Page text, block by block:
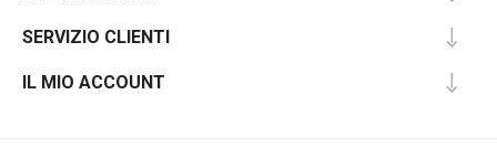
SERVIZIO CLIENTI
IL MIO ACCOUNT